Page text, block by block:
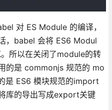
对 ES Module 的编译，
，babel 会将 ES6 Modul
所以在关闭了module的转
的是 commonjs 规范的 mo
是 ES6 模块规范的import
库的导出写成export关键